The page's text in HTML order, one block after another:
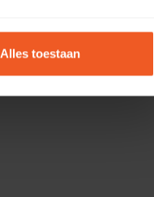
Alles toestaan